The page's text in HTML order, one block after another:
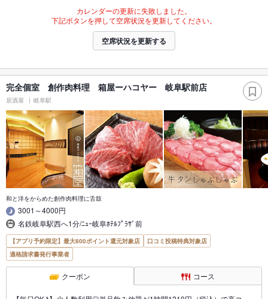
カレンダーの更新に失敗しました。
下記ボタンを押して空席状況を更新してください。
空席状況を更新する
完全個室 創作肉料理 箱屋ーハコヤー 岐阜駅前店
居酒屋 岐阜駅
和と洋をからめた創作肉料理に舌鼓
3001～4000円
名鉄岐阜駅西へ1分/ﾆｭｰ岐阜ﾎﾃﾙﾌﾟﾗｻﾞ前
【アプリ予約限定】最大800ポイント還元対象店
口コミ投稿特典対象店
適格請求書発行事業者
クーポン コース